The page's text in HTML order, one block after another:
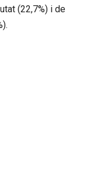
(22,7%) i de